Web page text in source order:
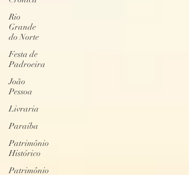
Rio
Grande
do Norte
Festa de
Padroeira
João
Pessoa
Livraria
Paraíba
Patrimônio
Histórico
Patrimônio